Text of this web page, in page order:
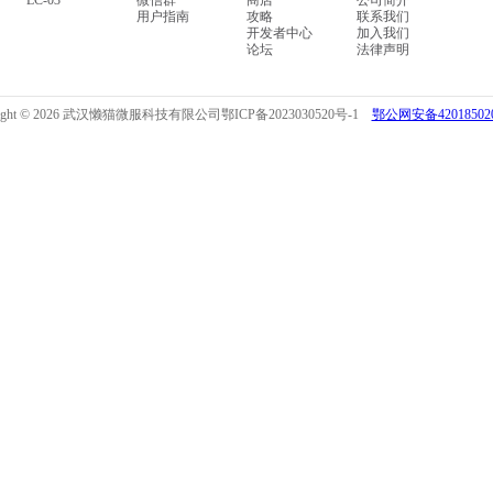
用户指南
攻略
开发者中心
论坛
联系我们
加入我们
法律声明
© 2026 武汉懒猫微服科技有限公司鄂ICP备2023030520号-1 鄂公网安备